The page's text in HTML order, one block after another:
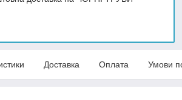
Доставка Оплата Умови